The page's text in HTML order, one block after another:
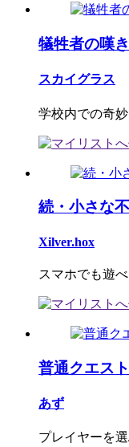
犠牲者の嘆
スカイグラス
学校内での奇
続・小さな
Xilver.hox
スマホでも遊
普通クエス
あず
プレイヤーを